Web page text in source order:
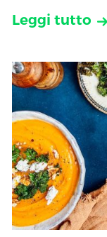
Leggi tutto